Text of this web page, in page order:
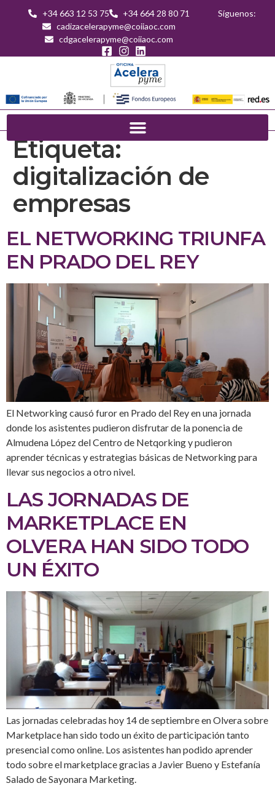
+34 663 12 53 75
+34 664 28 80 71
cadizacelerapyme@coiiaoc.com
cdgacelerapyme@coiiaoc.com
Síguenos:
Etiqueta:
digitalización de
empresas
EL NETWORKING TRIUNFA
EN PRADO DEL REY
El Networking causó furor en Prado del Rey en una jornada
donde los asistentes pudieron disfrutar de la ponencia de
Almudena López del Centro de Netqorking y pudieron
aprender técnicas y estrategias básicas de Networking para
llevar sus negocios a otro nivel.
LAS JORNADAS DE
MARKETPLACE EN
OLVERA HAN SIDO TODO
UN ÉXITO
Las jornadas celebradas hoy 14 de septiembre en Olvera sobre
Marketplace han sido todo un éxito de participación tanto
presencial como online. Los asistentes han podido aprender
todo sobre el marketplace gracias a Javier Bueno y Estefanía
Salado de Sayonara Marketing.